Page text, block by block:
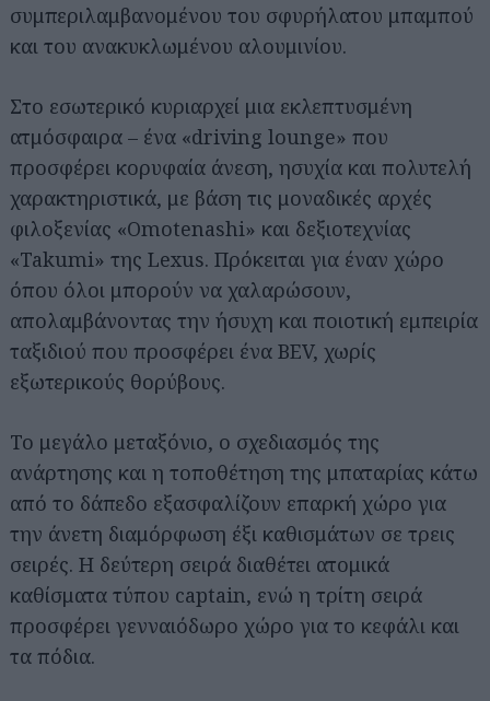
συμπεριλαμβανομένου του σφυρήλατου μπαμπού
και του ανακυκλωμένου αλουμινίου.
Στο εσωτερικό κυριαρχεί μια εκλεπτυσμένη
ατμόσφαιρα – ένα «driving lounge» που
προσφέρει κορυφαία άνεση, ησυχία και πολυτελή
χαρακτηριστικά, με βάση τις μοναδικές αρχές
φιλοξενίας «Omotenashi» και δεξιοτεχνίας
«Takumi» της Lexus. Πρόκειται για έναν χώρο
όπου όλοι μπορούν να χαλαρώσουν,
απολαμβάνοντας την ήσυχη και ποιοτική εμπειρία
ταξιδιού που προσφέρει ένα BEV, χωρίς
εξωτερικούς θορύβους.
Το μεγάλο μεταξόνιο, ο σχεδιασμός της
ανάρτησης και η τοποθέτηση της μπαταρίας κάτω
από το δάπεδο εξασφαλίζουν επαρκή χώρο για
την άνετη διαμόρφωση έξι καθισμάτων σε τρεις
σειρές. Η δεύτερη σειρά διαθέτει ατομικά
καθίσματα τύπου captain, ενώ η τρίτη σειρά
προσφέρει γενναιόδωρο χώρο για το κεφάλι και
τα πόδια.